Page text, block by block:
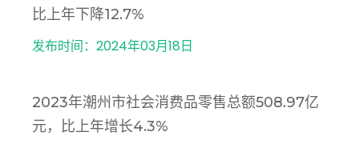
比上年下降12.7%
发布时间：2024年03月18日
2023年潮州市社会消费品零售总额508.97亿
元，比上年增长4.3%